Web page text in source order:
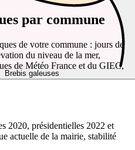
Brebis galeuses
par commune
de votre commune : jours de
du niveau de la mer,
de Météo France et du GIEC,
2020, présidentielles 2022 et
actuelle de la mairie, stabilité